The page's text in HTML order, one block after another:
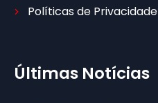
Políticas de Privacidade
Últimas Notícias